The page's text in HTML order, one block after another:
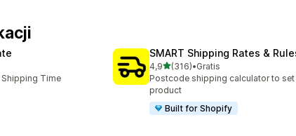
Shipping Time
SMART Shipping Rates &
4,9na 5 gwiazdek
(316)
Łączna liczba recenzji: 316
•Gratis
Postcode shipping calculator to set
product
Built for Shopify